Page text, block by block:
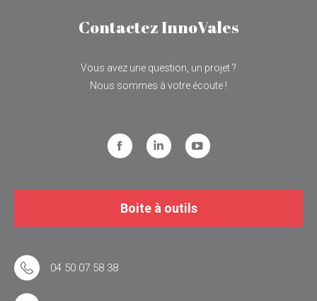
Contactez InnoVales
Vous avez une question, un projet ?
Nous sommes à votre écoute !
FacebookLinkedInYouTube
Boite à outils
04 50 07 58 38